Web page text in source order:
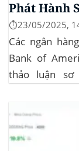
Phát Hành
⏱️23/05/2025,
Các ngân
Bank of
thảo luận
tiền điện tử.